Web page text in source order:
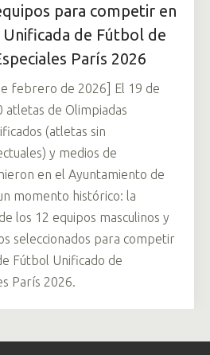
para competir en
Unificada de Fútbol de
París 2026
febrero de 2026] El 19 de
de Olimpiadas
(atletas sin
y medios de
en el Ayuntamiento de
momento histórico: la
los 12 equipos masculinos y
seleccionados para competir
Fútbol Unificado de
París 2026.